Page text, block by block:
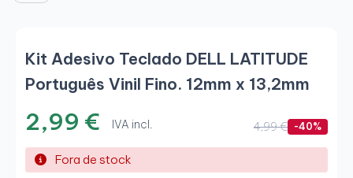
Kit Adesivo Teclado DELL LATITUDE
Português Vinil Fino. 12mm x 13,2mm
2,99 € IVA incl. 4,99 € -40%
Fora de stock